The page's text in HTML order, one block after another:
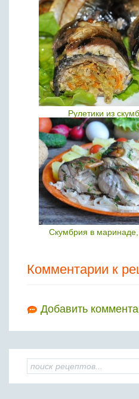
Рулетики из
Скумбрия в
Комментарии к
Добавить